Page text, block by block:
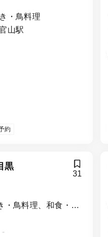
・鳥料理
山駅
約
黒
31
・鳥料理、和食・日
・焼酎
-